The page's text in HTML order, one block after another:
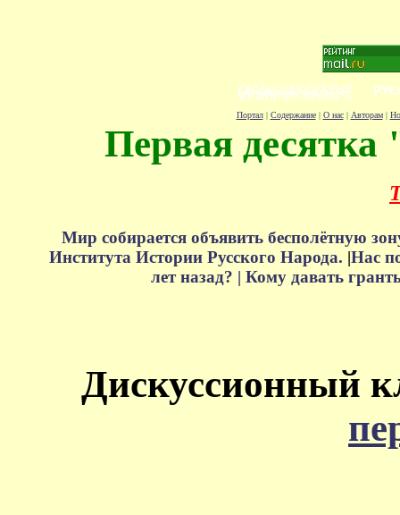
Портал| Содержание| О нас| Авторам|
Первая десятка
Мир собирается объявить бесполётную
Института Истории Русского Народа. |Нас
лет назад? | Кому давать
Дискуссионный